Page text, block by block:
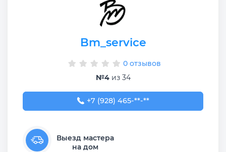
Bm_service
0 отзывов
№4из 34
+7 (928) 465-55-30
+7 (928) 465-**-**
Выезд мастера
на дом